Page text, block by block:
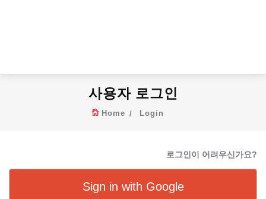
사용자 로그인
Home Login
로그인이 어려우신가요?
Sign in with Google